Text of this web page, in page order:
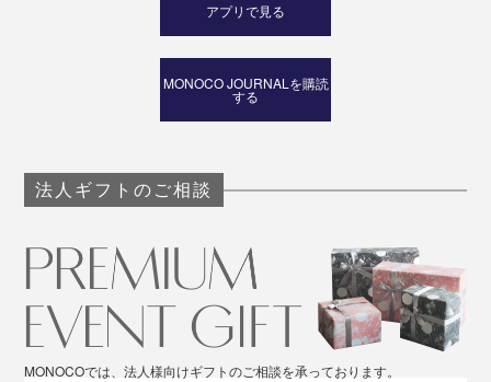
母の日や敬老の日、誕生日、クリスマスなど、相手の心
アプリで見る
MONOCO JOURNALを購読
する
法人ギフトのご相談
MONOCOでは、法人様向けギフトのご相談を承っております。